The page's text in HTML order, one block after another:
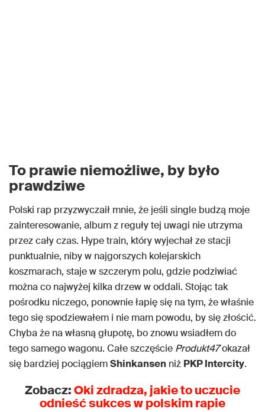
To prawie niemożliwe, by było
prawdziwe
Polski rap przyzwyczaił mnie, że jeśli single budzą moje
zainteresowanie, album z reguły tej uwagi nie utrzyma
przez cały czas. Hype train, który wyjechał ze stacji
punktualnie, niby w najgorszych kolejarskich
koszmarach, staje w szczerym polu, gdzie podziwiać
można co najwyżej kilka drzew w oddali. Stojąc tak
pośrodku niczego, ponownie łapię się na tym, że właśnie
tego się spodziewałem i nie mam powodu, by się złościć.
Chyba że na własną głupotę, bo znowu wsiadłem do
tego samego wagonu. Całe szczęście Produkt47okazał
się bardziej pociągiemShinkansen niż PKP Intercity.
Zobacz:Oki zdradza, jakie to uczucie
odnieść sukces w polskim rapie